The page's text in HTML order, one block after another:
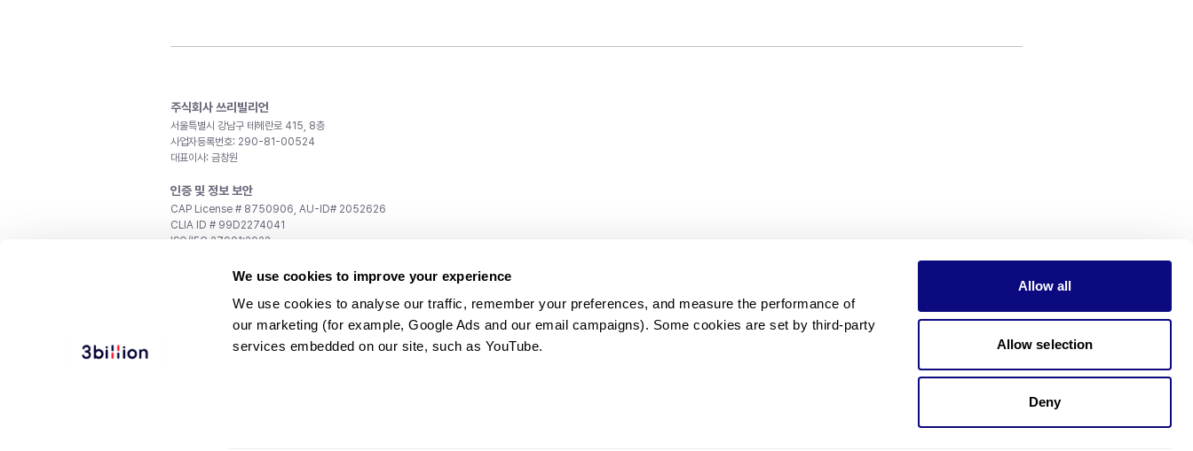
We use cookies to improve your experience
We use cookies to analyse our traffic, remember your preferences, and measure the performance of
our marketing (for example, Google Ads and our email campaigns). Some cookies are set by third-party
services embedded on our site, such as YouTube.
Allow all
Allow selection
Deny
주식회사 쓰리빌리언
서울특별시 강남구 테헤란로 415, 8층
사업자등록번호: 290-81-00524
대표이사: 금창원
인증 및 정보 보안
CAP License # 8750906, AU-ID# 2052626
CLIA ID # 99D2274041
ISO/IEC 27001:2022
recruiting@3billion.io
ir@3billion.io